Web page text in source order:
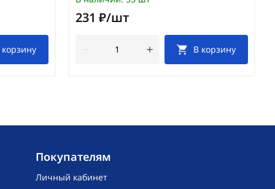
231 ₽/шт
В корзину
Покупателям
Личный кабинет